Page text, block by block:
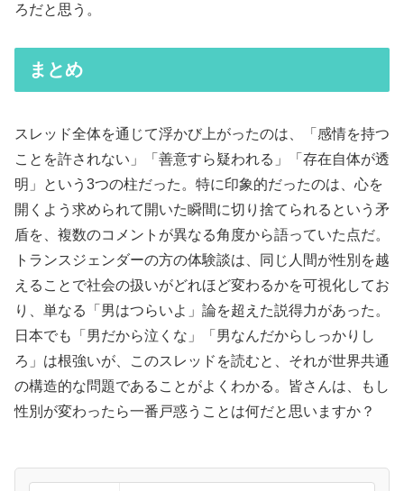
ろだと思う。
まとめ
スレッド全体を通じて浮かび上がったのは、「感情を持つ
ことを許されない」「善意すら疑われる」「存在自体が透
明」という3つの柱だった。特に印象的だったのは、心を
開くよう求められて開いた瞬間に切り捨てられるという矛
盾を、複数のコメントが異なる角度から語っていた点だ。
トランスジェンダーの方の体験談は、同じ人間が性別を越
えることで社会の扱いがどれほど変わるかを可視化してお
り、単なる「男はつらいよ」論を超えた説得力があった。
日本でも「男だから泣くな」「男なんだからしっかりし
ろ」は根強いが、このスレッドを読むと、それが世界共通
の構造的な問題であることがよくわかる。皆さんは、もし
性別が変わったら一番戸惑うことは何だと思いますか？